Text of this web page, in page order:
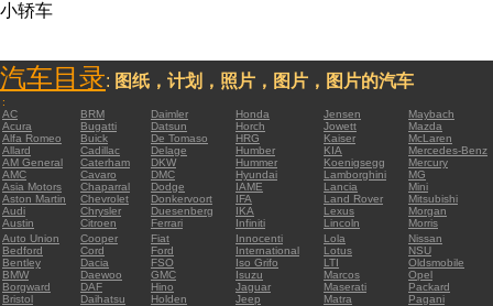
小轿车
汽车目录: 图纸，计划，照片，图片，图片的汽车
:
AC
BRM Daimler Honda Jensen
Maybach
Acura
Bugatti Datsun Horch Jowett
Mazda
Alfa Romeo
Buick De Tomaso HRG Kaiser
McLaren
Allard
Cadillac Delage Humber KIA
Mercedes-Benz
AM General
Caterham DKW Hummer Koenigsegg
Mercury
AMC
Cavaro DMC Hyundai Lamborghini
MG
Asia Motors
Chaparral Dodge IAME Lancia
Mini
Aston Martin
Chevrolet Donkervoort IFA Land Rover
Mitsubishi
Audi
Chrysler Duesenberg IKA Lexus
Morgan
Austin
Citroen Ferrari Infiniti Lincoln
Morris
Auto Union
Cooper Fiat Innocenti Lola
Nissan
Bedford
Cord Ford International Lotus
NSU
Bentley
Dacia FSO Iso Grifo LTI
Oldsmobile
BMW
Daewoo GMC Isuzu Marcos
Opel
Borgward
DAF Hino Jaguar Maserati
Packard
Bristol
Daihatsu Holden Jeep Matra Pagani